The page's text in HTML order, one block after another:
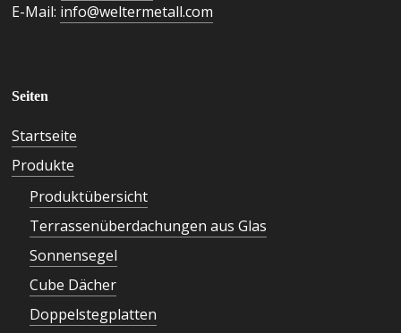
E-Mail: info@weltermetall.com
Seiten
Startseite
Produkte
Produktübersicht
Terrassenüberdachungen aus Glas
Sonnensegel
Cube Dächer
Doppelstegplatten